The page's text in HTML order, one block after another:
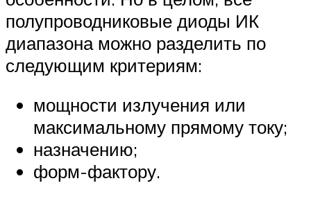
полупроводниковые диоды ИК
диапазона можно разделить по
следующим критериям:
мощности излучения или
максимальному прямому току;
назначению;
форм-фактору.